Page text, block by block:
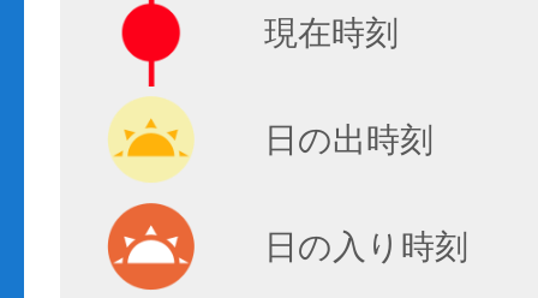
現在時刻
日の出時刻
日の入り時刻